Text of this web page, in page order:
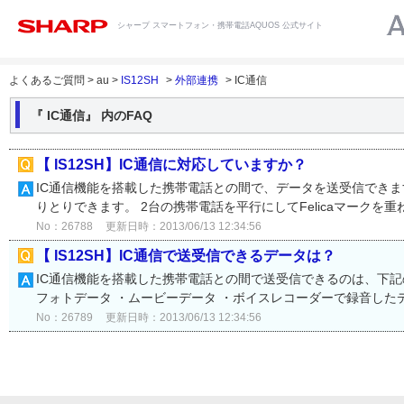
シャープ スマートフォン・携帯電話AQUOS 公式サイト
よくあるご質問 > au > IS12SH > 外部連携 > IC通信
『 IC通信』 内のFAQ
【 IS12SH】IC通信に対応していますか？
IC通信機能を搭載した携帯電話との間で、データを送受信でき
りとりできます。 2台の携帯電話を平行にしてFelicaマークを重
No：26788 更新日時：2013/06/13 12:34:56
【 IS12SH】IC通信で送受信できるデータは？
IC通信機能を搭載した携帯電話との間で送受信できるのは、下
フォトデータ ・ムービーデータ ・ボイスレコーダーで録音した
No：26789 更新日時：2013/06/13 12:34:56